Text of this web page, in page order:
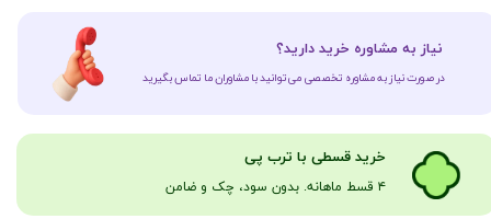
​نیاز به مشاوره خرید دارید؟
در صورت نیاز به مشاوره تخصصی می‌توانید با مشاوران ما تماس بگیرید
​​​خرید قسطی با ترب پی
۴ قسط ماهانه. بدون سود، چک و ضامن​​​​​​​